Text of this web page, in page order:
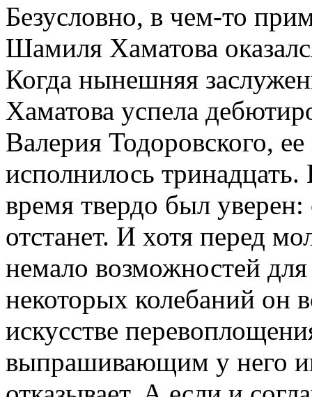
Безусловно, в чем-то
Шамиля Хаматова
Когда нынешняя
Хаматова успела
Валерия Тодоровского,
исполнилось
время твердо был
отстанет. И хотя перед
немало возможностей
некоторых колебаний он
искусстве
выпрашивающим у него